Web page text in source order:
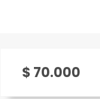
$ 70.000